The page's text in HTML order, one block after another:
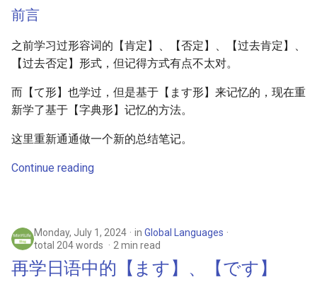
n
Walking!
前言
之前学习过形容词的【肯定】、【否定】、【过去肯定】、
【过去否定】形式，但记得方式有点不太对。
而【て形】也学过，但是基于【ます形】来记忆的，现在重
新学了基于【字典形】记忆的方法。
这里重新通通做一个新的总结笔记。
Continue reading
Monday, July 1, 2024 in Global Languages
total 204 words
2 min read
再学日语中的【ます】、【です】